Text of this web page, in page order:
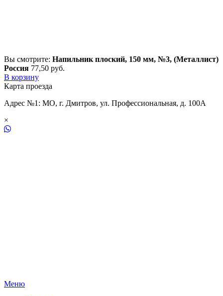
Вы смотрите: Напильник плоский, 150 мм, №3, (Металлист)
Россия 77,50 руб.
В корзину
Карта проезда
Адрес №1: МО, г. Дмитров, ул. Профессиональная, д. 100А
×
Меню